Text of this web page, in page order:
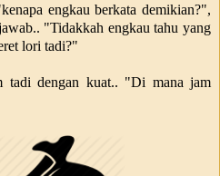
engkau berkata demikian?",
"Tidakkah engkau tahu yang
lori tadi?"
tadi dengan kuat.. "Di mana jam